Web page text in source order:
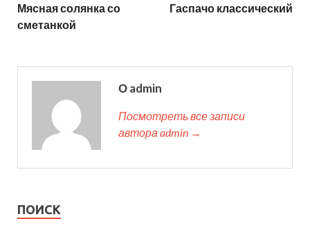
Мясная солянка со
сметанкой
Гаспачо классический
О admin
Посмотреть все записи
автора admin →
ПОИСК